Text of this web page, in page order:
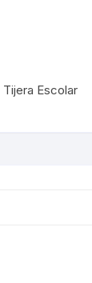
Tijera Escolar